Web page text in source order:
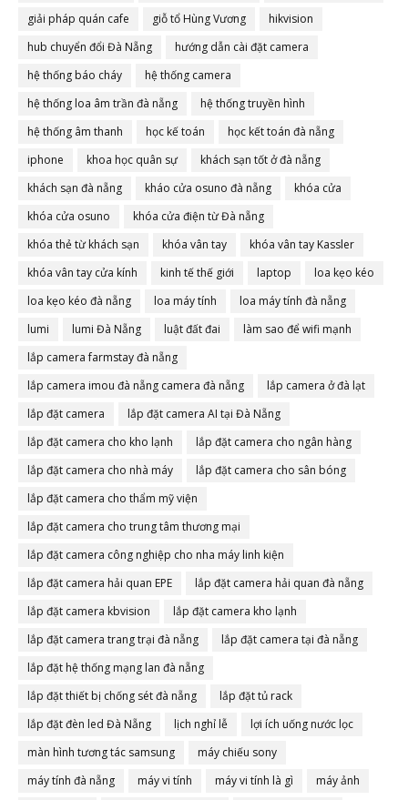
giải pháp quán cafe giỗ tổ Hùng Vương
hikvision
hub chuyển đổi Đà Nẵng
hướng dẫn cài đặt camera
hệ thống báo cháy
hệ thống camera
hệ thống loa âm trần đà nẵng
hệ thống truyền hình
hệ thống âm thanh
học kế toán
học kết toán đà nẵng
iphone
khoa học quân sự
khách sạn tốt ở đà nẵng
khách sạn đà nẵng
kháo cửa osuno đà nẵng
khóa cửa
khóa cửa osuno
khóa cửa điện từ Đà nẵng
khóa thẻ từ khách sạn
khóa vân tay
khóa vân tay Kassler
khóa vân tay cửa kính
kinh tế thế giới laptop
loa kẹo kéo
loa kẹo kéo đà nẵng
loa máy tính
loa máy tính đà nẵng
lumi
lumi Đà Nẵng luật đất đai
làm sao để wifi mạnh
lắp camera farmstay đà nẵng
lắp camera imou đà nẵng camera đà nẵng
lắp camera ở đà lạt
lắp đặt camera
lắp đặt camera AI tại Đà Nẵng
lắp đặt camera cho kho lạnh
lắp đặt camera cho ngân hàng
lắp đặt camera cho nhà máy
lắp đặt camera cho sân bóng
lắp đặt camera cho thẩm mỹ viện
lắp đặt camera cho trung tâm thương mại
lắp đặt camera công nghiệp cho nha máy linh kiện
lắp đặt camera hải quan EPE
lắp đặt camera hải quan đà nẵng
lắp đặt camera kbvision
lắp đặt camera kho lạnh
lắp đặt camera trang trại đà nẵng
lắp đặt camera tại đà nẵng
lắp đặt hệ thống mạng lan đà nẵng
lắp đặt thiết bị chống sét đà nẵng
lắp đặt tủ rack
lắp đặt đèn led Đà Nẵng
lịch nghỉ lễ
lợi ích uống nước lọc
màn hình tương tác samsung
máy chiếu sony
máy tính đà nẵng
máy vi tính máy vi tính là gì
máy ảnh